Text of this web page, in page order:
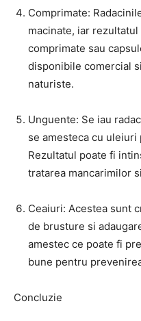
Comprimate:
macinate, iar
comprimate sau
disponibile comercial
naturiste.
Unguente: Se iau
se amesteca cu
Rezultatul poate fi
tratarea mancarimilor
Ceaiuri: Acestea sunt
de brusture si
amestec ce poate fi
bune pentru
Concluzie